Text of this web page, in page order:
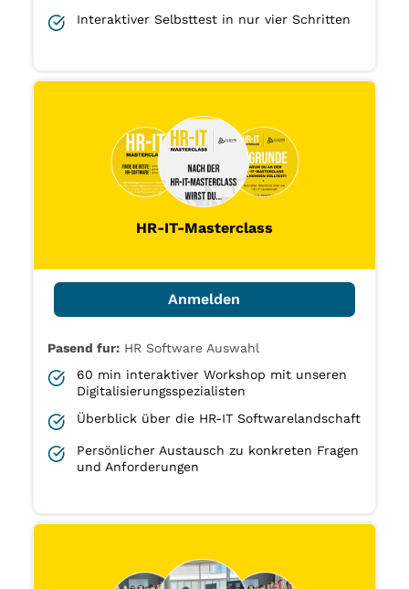
Interaktiver Selbsttest in nur vier Schritten
HR-IT-Masterclass
Anmelden
Pasend fur: HR Software Auswahl
60 min interaktiver Workshop mit unseren
Digitalisierungsspezialisten
Überblick über die HR-IT Softwarelandschaft
Persönlicher Austausch zu konkreten Fragen
und Anforderungen